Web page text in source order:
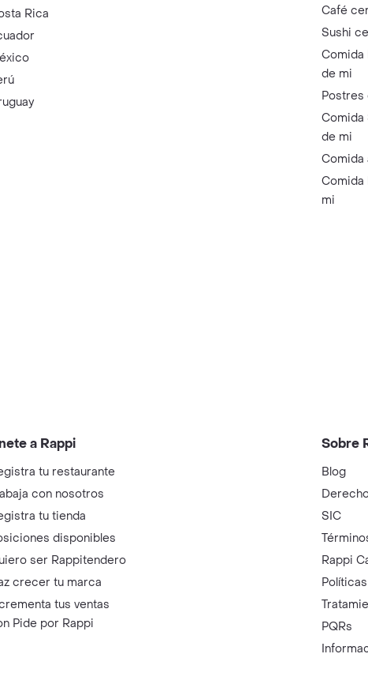
Rica
Café
Sushi
Comida
de mi
Postres
Comida
de mi
Comida
Comida
mi
a Rappi
tu restaurante
con nosotros
tu tienda
disponibles
ser Rappitendero
crecer tu marca
tus ventas
Pide por Rappi
Sobre
Blog
SIC
Rappi
PQRs